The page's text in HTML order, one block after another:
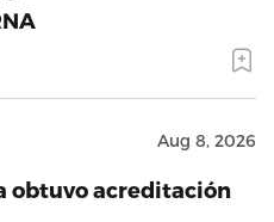
Aug 8, 2026
obtuvo acreditación